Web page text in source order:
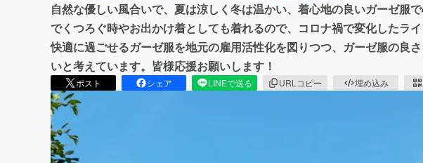
自然な優しい風合いで、夏は涼しく冬は温かい、着心地の良いガーゼ服
でくつろぐ時やお出かけ着としても着れるので、コロナ禍で変化したライ
快適に過ごせるガーゼ服を地元の雇用活性化を図りつつ、ガーゼ服の良
いと考えています。皆様応援お願いします！
ポスト シェア LINEで送る URLコピー 埋め込み